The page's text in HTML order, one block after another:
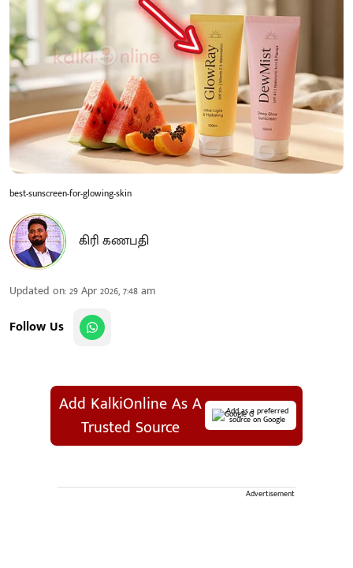
best-sunscreen-for-glowing-skin
கிரி கணபதி
Updated on:29 Apr 2026, 7:48 am
Follow Us
Add KalkiOnline As A
Trusted Source
Add as a preferred
source on Google
Advertisement